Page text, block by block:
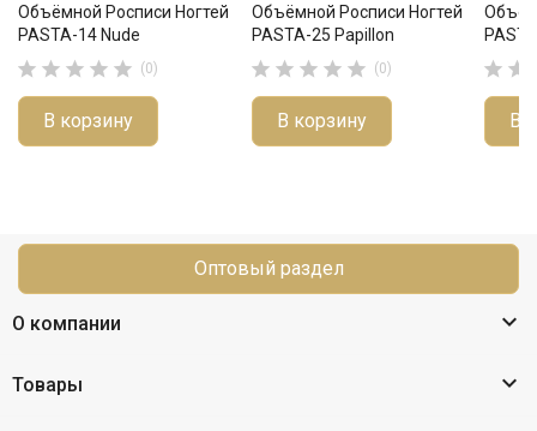
Объёмной Росписи Ногтей
PASTA-14 Nude
     (0)
В корзину
Объёмной Росписи Ногтей
PASTA-25 Papillon
     (0)
В корзину
 
В
Оптовый раздел
О компании 
Товары 